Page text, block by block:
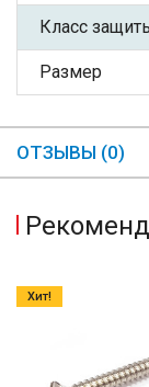
Класс
Размер
ОТЗЫВЫ (0)
Хит!